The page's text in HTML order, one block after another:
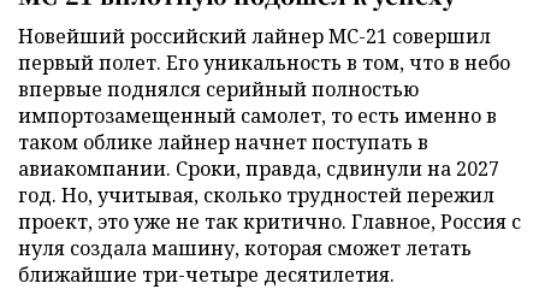
Новейший российский лайнер МС-21 совершил
первый полет. Его уникальность в том, что в небо
впервые поднялся серийный полностью
импортозамещенный самолет, то есть именно в
таком облике лайнер начнет поступать в
авиакомпании. Сроки, правда, сдвинули на 2027
год. Но, учитывая, сколько трудностей пережил
проект, это уже не так критично. Главное, Россия с
нуля создала машину, которая сможет летать
ближайшие три-четыре десятилетия.